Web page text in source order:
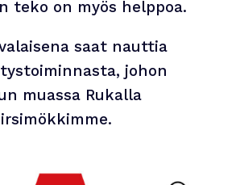
teko on myös helppoa.
saat nauttia
johon
muassa Rukalla